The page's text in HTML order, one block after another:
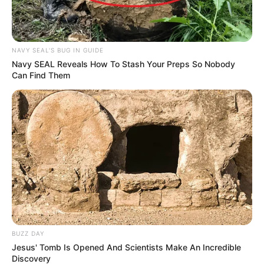
Taeyeon berada di peringkat ke-49 di TC CandlerThe 100 Most
Beautiful Faces of 2018.
Dulu bermain biola.
3. Hyoyeon
NAVY SEAL'S BUG IN GUIDE
Navy SEAL Reveals How To Stash Your Preps So Nobody
Can Find Them
BUZZ DAY
Jesus' Tomb Is Opened And Scientists Make An Incredible
Discovery